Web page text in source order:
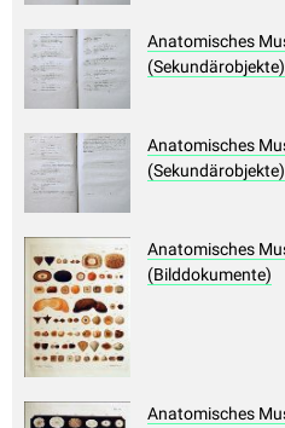
Anatomisches
(Sekundärobjekte)
Anatomisches
(Sekundärobjekte)
Anatomisches
(Bilddokumente)
Anatomisches